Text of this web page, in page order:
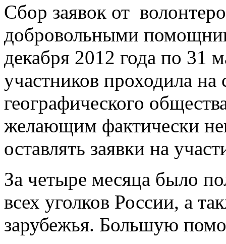
Сбор заявок от
добровольными
декабря 2012 года по 31
участников проходила на
географического
желающим фактически
оставлять заявки на
За четыре месяца было
всех уголков России, а
зарубежья. Большую